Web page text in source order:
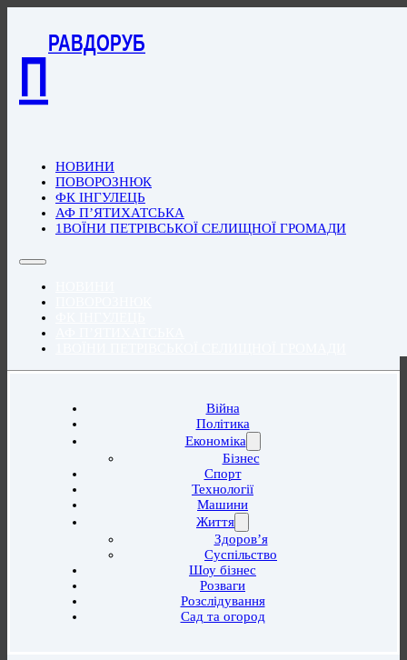
П
РАВДОРУБ
НОВИНИ
ПОВОРОЗНЮК
ФК ІНГУЛЕЦЬ
АФ П’ЯТИХАТСЬКА
1ВОЇНИ ПЕТРІВСЬКОЇ СЕЛИЩНОЇ ГРОМАДИ
Війна
Політика
Економіка
Бізнес
Спорт
Технології
Машини
Життя
Здоров’я
Суспільство
Шоу бізнес
Розваги
Розслідування
Сад та огород